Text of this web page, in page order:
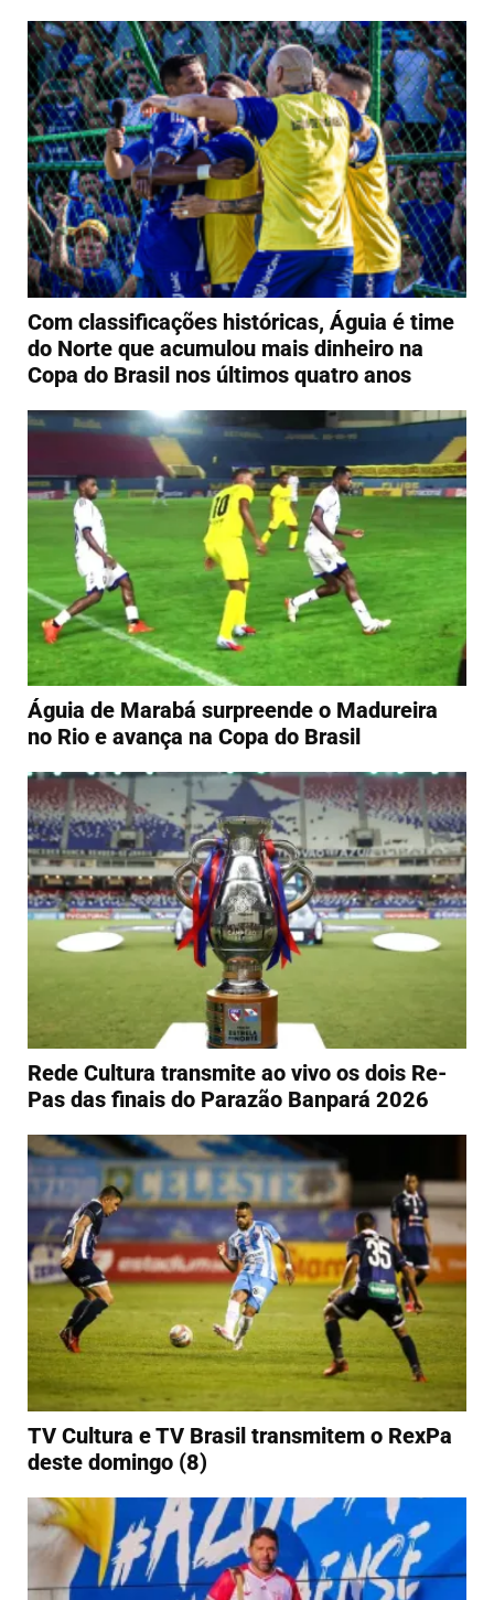
Com classificações históricas, Águia é time
do Norte que acumulou mais dinheiro na
Copa do Brasil nos últimos quatro anos
Águia de Marabá surpreende o Madureira
no Rio e avança na Copa do Brasil
Rede Cultura transmite ao vivo os dois Re-
Pas das finais do Parazão Banpará 2026
TV Cultura e TV Brasil transmitem o RexPa
deste domingo (8)